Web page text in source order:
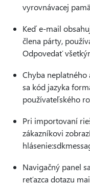
vyrovnávacej
Keď e-mail
člena párty,
Odpovedať
Chyba
sa kód jazyka
používateľského
Pri importovaní
zákazníkovi
Navigačný panel
reťazca dotazu